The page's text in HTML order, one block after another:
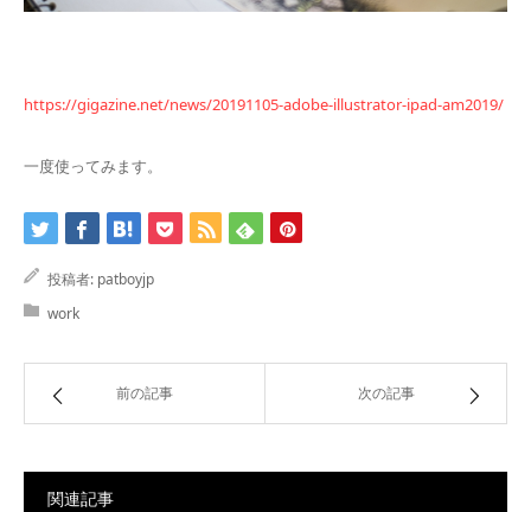
https://gigazine.net/news/20191105-adobe-illustrator-ipad-am2019/
一度使ってみます。
投稿者: patboyjp
work
前の記事 次の記事
関連記事